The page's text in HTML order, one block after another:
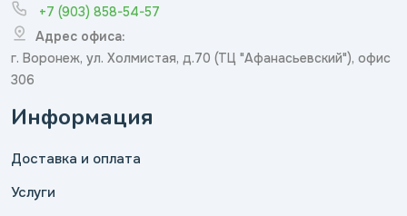
+7 (903) 858-54-57
Адрес офиса:
г. Воронеж, ул. Холмистая, д.70 (ТЦ "Афанасьевский"), офис
306
Информация
Доставка и оплата
Услуги